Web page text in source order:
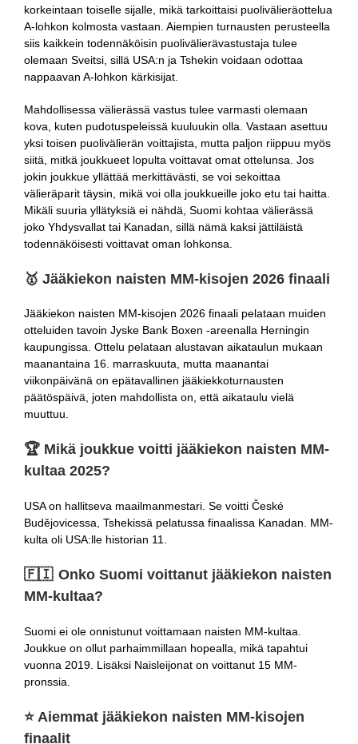
korkeintaan toiselle sijalle, mikä tarkoittaisi puolivälieräottelua
A-lohkon kolmosta vastaan. Aiempien turnausten perusteella
siis kaikkein todennäköisin puolivälierävastustaja tulee
olemaan Sveitsi, sillä USA:n ja Tshekin voidaan odottaa
nappaavan A-lohkon kärkisijat.
Mahdollisessa välierässä vastus tulee varmasti olemaan
kova, kuten pudotuspeleissä kuuluukin olla. Vastaan asettuu
yksi toisen puolivälierän voittajista, mutta paljon riippuu myös
siitä, mitkä joukkueet lopulta voittavat omat ottelunsa. Jos
jokin joukkue yllättää merkittävästi, se voi sekoittaa
välieräparit täysin, mikä voi olla joukkueille joko etu tai haitta.
Mikäli suuria yllätyksiä ei nähdä, Suomi kohtaa välierässä
joko Yhdysvallat tai Kanadan, sillä nämä kaksi jättiläistä
todennäköisesti voittavat oman lohkonsa.
🥇 Jääkiekon naisten MM-kisojen 2026 finaali
Jääkiekon naisten MM-kisojen 2026 finaali pelataan muiden
otteluiden tavoin Jyske Bank Boxen -areenalla Herningin
kaupungissa. Ottelu pelataan alustavan aikataulun mukaan
maanantaina 16. marraskuuta, mutta maanantai
viikonpäivänä on epätavallinen jääkiekkoturnausten
päätöspäivä, joten mahdollista on, että aikataulu vielä
muuttuu.
🏆 Mikä joukkue voitti jääkiekon naisten MM-
kultaa 2025?
USA on hallitseva maailmanmestari. Se voitti České
Budějovicessa, Tshekissä pelatussa finaalissa Kanadan. MM-
kulta oli USA:lle historian 11.
🇫🇮 Onko Suomi voittanut jääkiekon naisten
MM-kultaa?
Suomi ei ole onnistunut voittamaan naisten MM-kultaa.
Joukkue on ollut parhaimmillaan hopealla, mikä tapahtui
vuonna 2019. Lisäksi Naisleijonat on voittanut 15 MM-
pronssia.
⭐ Aiemmat jääkiekon naisten MM-kisojen
finaalit